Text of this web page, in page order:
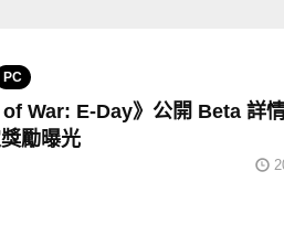
PC
War: E-Day》公開 Beta 詳
勵曝光